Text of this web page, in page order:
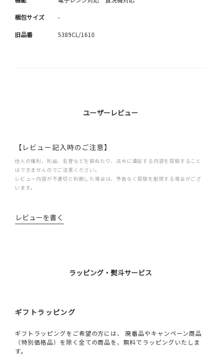
梱包サイズ -
旧品番 5389CL/1610
ユーザーレビュー
【レビュー記入時のご注意】
他人の権利、利益、名誉などを損ねたり、法令に違反する内容を投稿すること
はできませんのでご注意ください。
レビュー内容が不適切と判断した場合は、予告なく投稿を削除する場合がござ
います。
レビューを書く
ラッピング・熨斗サービス
ギフトラッピング
ギフトラッピングをご希望の方には、 廃番品やキャンペーン商品
（特別価格品）を除く全ての商品を、無料でラッピングいたしま
す。